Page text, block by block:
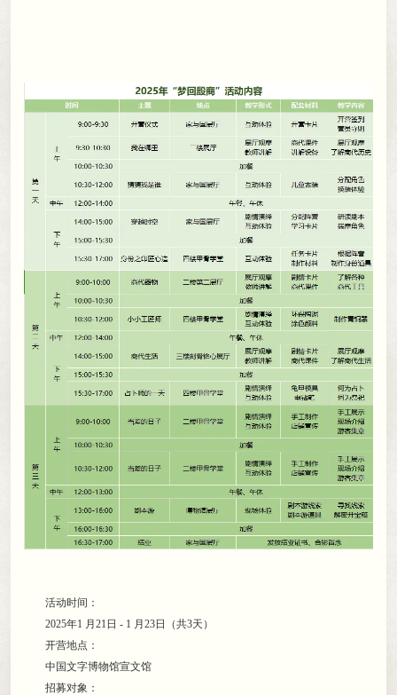
活动时间：
2025年1 月21日 - 1 月23日（共3天）
开营地点：
中国文字博物馆宣文馆
招募对象：